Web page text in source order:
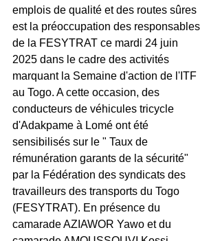
emplois de qualité et des routes sûres
est la préoccupation des responsables
de la FESYTRAT ce mardi 24 juin
2025 dans le cadre des activités
marquant la Semaine d'action de l'ITF
au Togo. A cette occasion, des
conducteurs de véhicules tricycle
d'Adakpame à Lomé ont été
sensibilisés sur le " Taux de
rémunération garants de la sécurité"
par la Fédération des syndicats des
travailleurs des transports du Togo
(FESYTRAT). En présence du
camarade AZIAWOR Yawo et du